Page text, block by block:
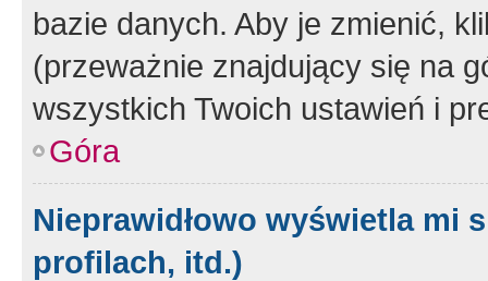
bazie danych. Aby je zmienić,
(przeważnie znajdujący się na
wszystkich Twoich ustawień i
Góra
Nieprawidłowo wyświetla mi
profilach, itd.)